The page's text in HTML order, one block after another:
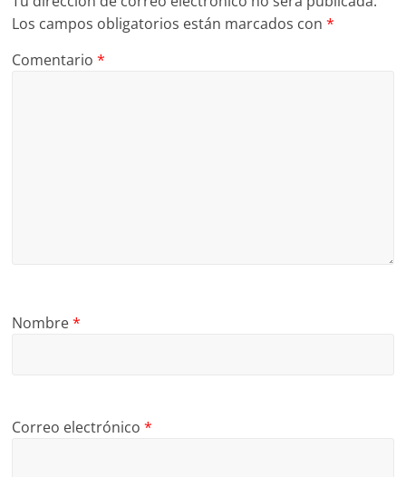
Los campos obligatorios están marcados con*
Comentario*
Nombre*
Correo electrónico*